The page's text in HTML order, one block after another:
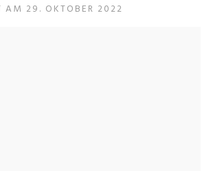
AM 29. OKTOBER 2022